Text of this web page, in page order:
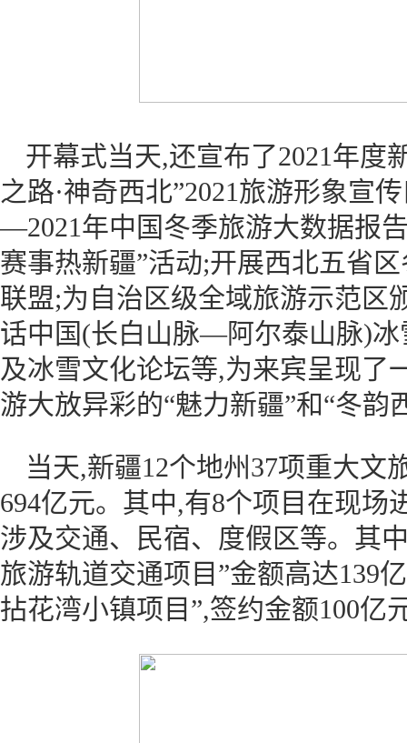
开幕式当天,还宣布了2021年度
之路·神奇西北”2021旅游形象宣
—2021年中国冬季旅游大数据报
赛事热新疆”活动;开展西北五省
联盟;为自治区级全域旅游示范区
话中国(长白山脉—阿尔泰山脉)
及冰雪文化论坛等,为来宾呈现了
游大放异彩的“魅力新疆”和“冬韵
当天,新疆12个地州37项重大文
694亿元。其中,有8个项目在现场
涉及交通、民宿、度假区等。其
旅游轨道交通项目”金额高达139
拈花湾小镇项目”,签约金额100亿